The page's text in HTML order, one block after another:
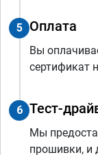
5 Оплата
Вы
сертификат
6 Тест-
Мы
прошивки, и